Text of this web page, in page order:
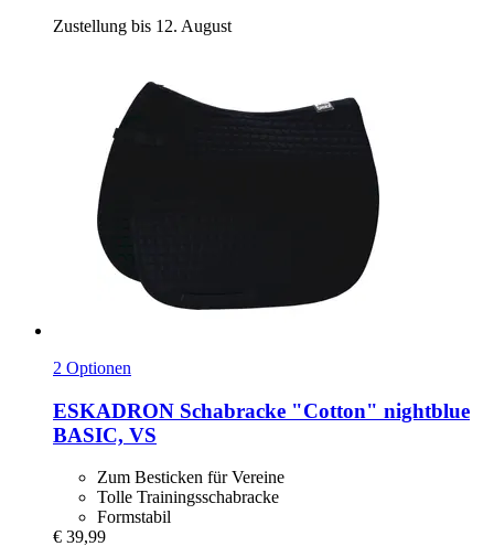
Zustellung bis 12. August
2 Optionen
ESKADRON Schabracke "Cotton" nightblue
BASIC, VS
Zum Besticken für Vereine
Tolle Trainingsschabracke
Formstabil
€ 39,99